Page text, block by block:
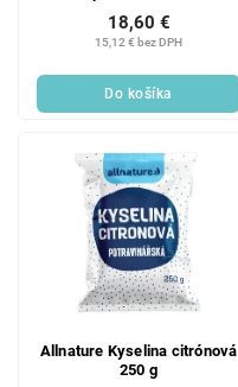
15,12 € bez DPH
18,60 €
Do košíka
Allnature Kyselina citrónová
250 g